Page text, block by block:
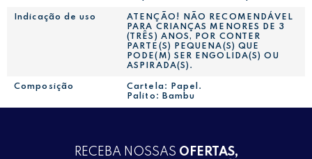
Indicação de uso
ATENÇÃO! NÃO RECOMENDÁVEL
PARA CRIANÇAS MENORES DE 3
(TRÊS) ANOS, POR CONTER
PARTE(S) PEQUENA(S) QUE
PODE(M) SER ENGOLIDA(S) OU
ASPIRADA(S).
Composição
Cartela: Papel.
Palito: Bambu
RECEBA NOSSAS OFERTAS,